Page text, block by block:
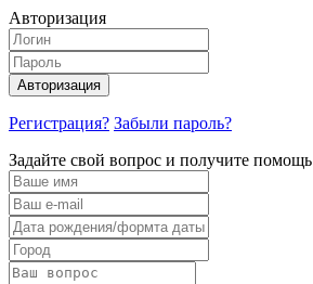
Авторизация
Авторизация
Регистрация? Забыли пароль?
Задайте свой вопрос и получите помощь